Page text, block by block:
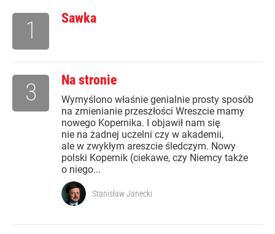
Sawka
1
Na stronie
Wymyślono właśnie genialnie prosty sposób
na zmienianie przeszłości Wreszcie mamy
nowego Kopernika. I objawił nam się
nie na żadnej uczelni czy w akademii,
ale w zwykłym areszcie śledczym. Nowy
polski Kopernik (ciekawe, czy Niemcy także
o niego...
3
Stanisław Janecki